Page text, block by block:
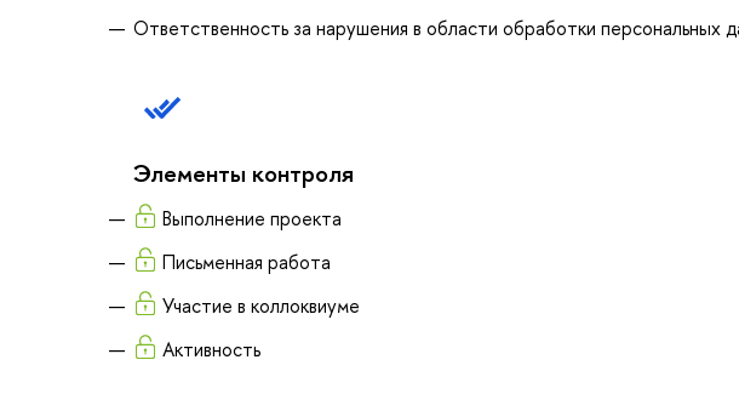
Ответственность за нарушения в области обработки персональных
Элементы контроля
Выполнение проекта
Письменная работа
Участие в коллоквиуме
Активность